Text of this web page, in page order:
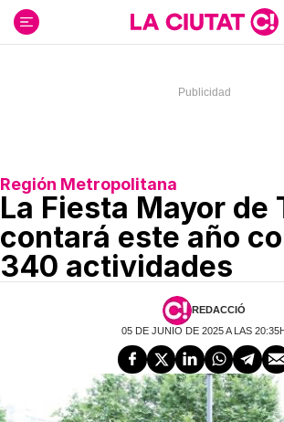
contenido
Región Metropolitana
La Fiesta Mayor de
contará este año
340 actividades
REDACCIÓ
05 DE JUNIO DE 2025 A LAS